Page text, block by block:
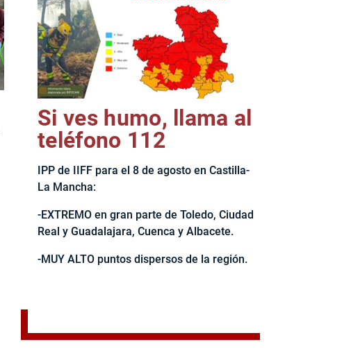
II Vuelta Ciclista CLM LEADER
Si ves humo, llama al
teléfono 112
IPP de IIFF para el 8 de agosto en Castilla-
La Mancha:
-EXTREMO en gran parte de Toledo, Ciudad
Real y Guadalajara, Cuenca y Albacete.
-MUY ALTO puntos dispersos de la región.